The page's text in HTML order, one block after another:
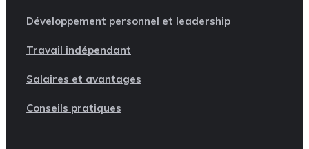
Développement personnel et leadership
Travail indépendant
Salaires et avantages
Conseils pratiques